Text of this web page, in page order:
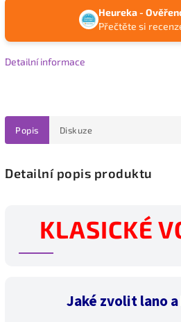
Heureka -
Přečtěte si
Detailní informace
Popis Diskuze
Detailní popis produktu
KLASICKÉ
Jaké zvolit lano